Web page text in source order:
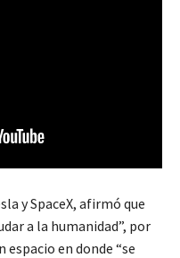
y SpaceX, afirmó que
a la humanidad”, por
espacio en donde “se